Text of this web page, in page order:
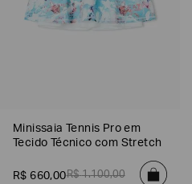
Minissaia Tennis Pro em
Tecido Técnico com Stretch
R$ 660,00R$ 1.100,00